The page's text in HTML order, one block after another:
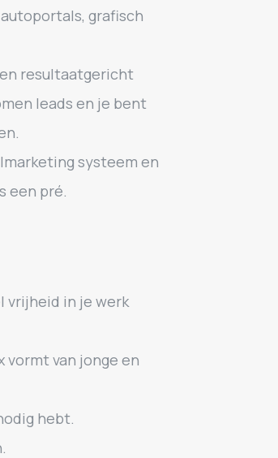
grafisch
resultaatgericht
leads en je bent
systeem en
een pré.
vrijheid in je werk
vormt van jonge en
hebt.